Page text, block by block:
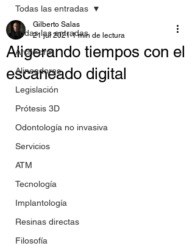
Todas las entradas
ArchForm
Alineadores
Legislación
Prótesis 3D
Odontología no invasiva
Servicios
ATM
Tecnología
Implantología
Resinas directas
Filosofía
Todas las entradas
Aligerando tiempos con el
escaneado digital
Gilberto Salas
21 jul 2021 1 min de lectura